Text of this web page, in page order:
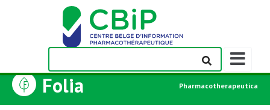
Afficher/
la
de
navigation
Folia Pharmacotherapeutica